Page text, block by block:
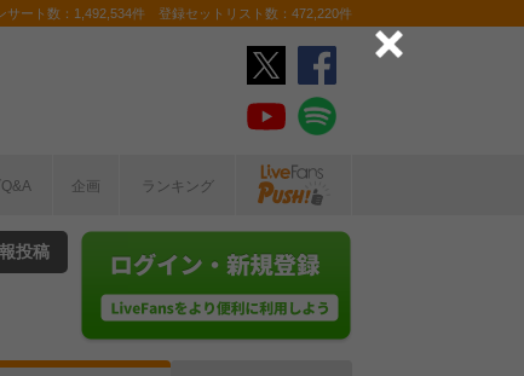
ート数：1,492,534件 登録セットリスト数：472,220件
Q&A 企画 ランキング
投稿